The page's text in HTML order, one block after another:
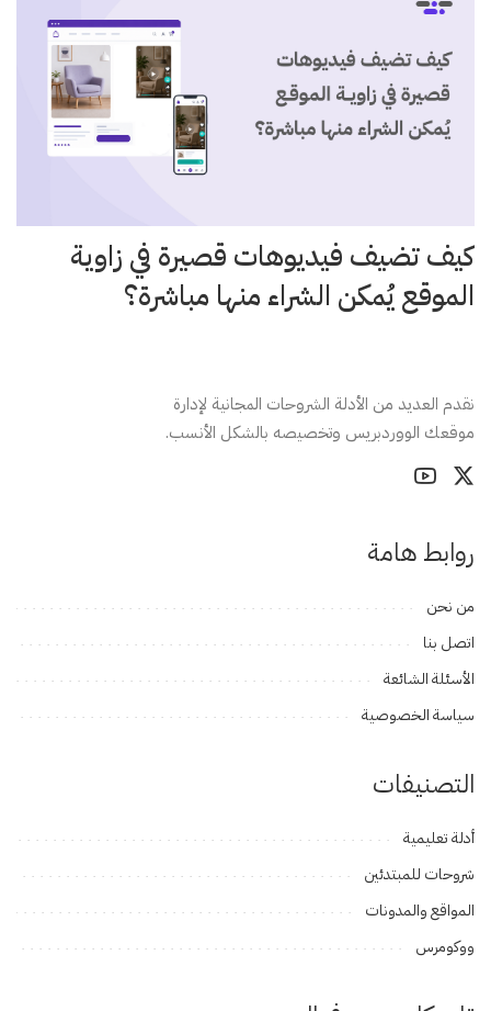
كيف تضيف فيديوهات قصيرة في زاوية
الموقع يُمكن الشراء منها مباشرة؟
نقدم العديد من الأدلة الشروحات المجانية لإدارة
موقعك الووردبريس وتخصيصه بالشكل الأنسب.
روابط هامة
من نحن
اتصل بنا
الأسئلة الشائعة
سياسة الخصوصية
التصنيفات
أدلة تعليمية
شروحات للمبتدئين
المواقع والمدونات
ووكومرس